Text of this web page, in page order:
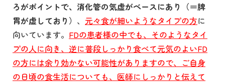
ろがポイントで、消化管の気虚がベースにあり（＝脾
胃が虚しており） 、 元々食が細いようなタイプの方に
向いています。 FDの患者様の中でも、そのようなタイ
プの人に向き、逆に普段しっかり食べて元気のよいFD
の方には余り効かない可能性がありますので、ご自身
の日頃の食生活についても、医師にしっかりと伝えて